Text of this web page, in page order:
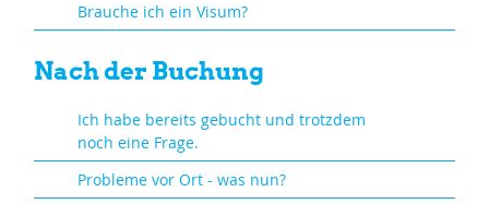
Brauche ich ein Visum?
Nach der Buchung
Ich habe bereits gebucht und trotzdem
noch eine Frage.
Probleme vor Ort - was nun?